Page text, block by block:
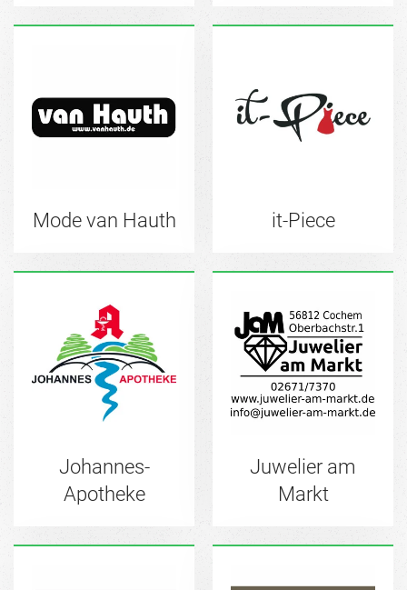
Mode van Hauth it-Piece
Johannes-
Apotheke
Juwelier am
Markt